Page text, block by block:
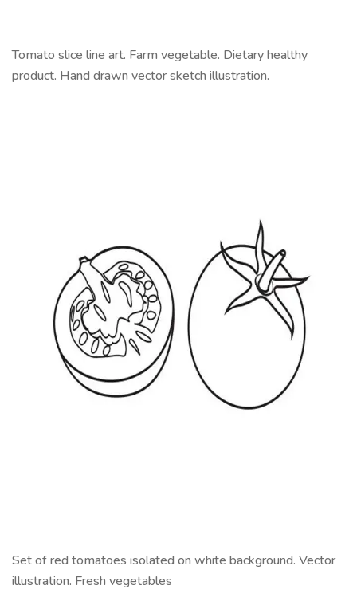
Tomato slice line art. Farm vegetable. Dietary healthy
product. Hand drawn vector sketch illustration.
Set of red tomatoes isolated on white background. Vector
illustration. Fresh vegetables